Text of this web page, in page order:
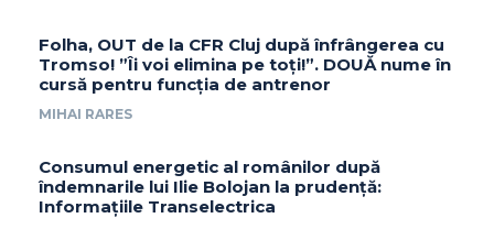
Folha, OUT de la CFR Cluj după înfrângerea cu
Tromso! ”Îi voi elimina pe toți!”. DOUĂ nume în
cursă pentru funcția de antrenor
MIHAI RARES
Consumul energetic al românilor după
îndemnarile lui Ilie Bolojan la prudență:
Informațiile Transelectrica